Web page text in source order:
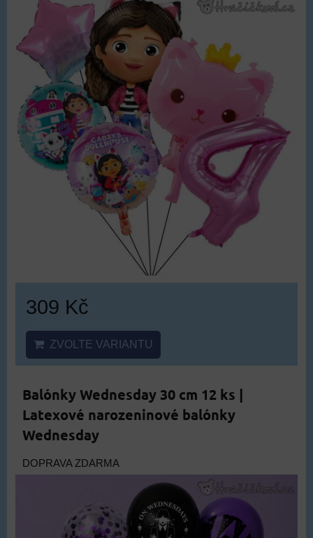
309 Kč
ZVOLTE VARIANTU
Balónky Wednesday 30 cm 12 ks |
Latexové narozeninové balónky
Wednesday
DOPRAVA ZDARMA